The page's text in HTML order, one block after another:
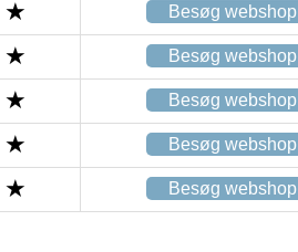
Besøg webshop
Besøg webshop
Besøg webshop
Besøg webshop
Besøg webshop